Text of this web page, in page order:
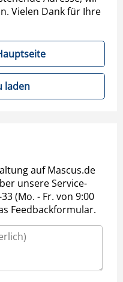
Vielen Dank für Ihre
laden
auf Mascus.de
unsere Service-
(Mo. - Fr. von 9:00
Feedbackformular.